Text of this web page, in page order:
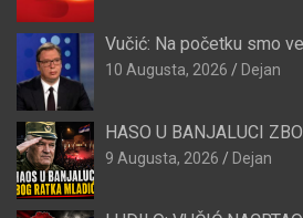
Vučić: Na početku smo
10 Augusta, 2026 Dejan
HASO U BANJALUCI
9 Augusta, 2026 Dejan